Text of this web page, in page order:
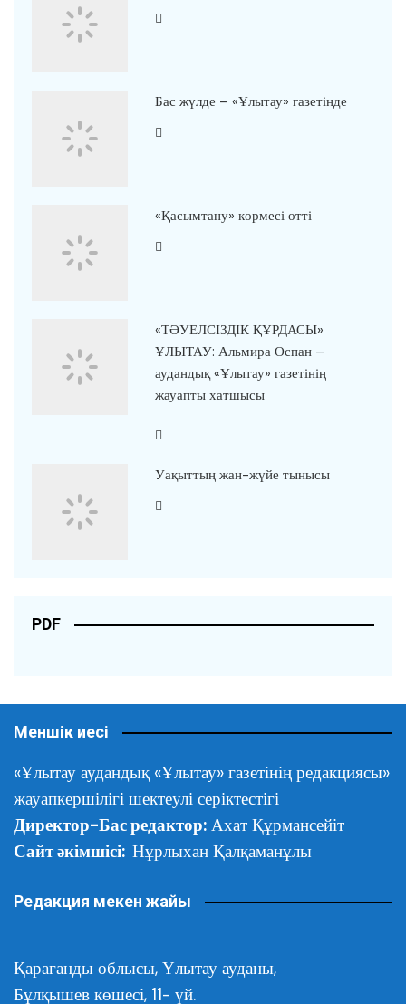
Бас жүлде – «Ұлытау» газетінде
«Қасымтану» көрмесі өтті
«ТӘУЕЛСІЗДІК ҚҰРДАСЫ»
ҰЛЫТАУ: Альмира Оспан –
аудандық «Ұлытау» газетінің
жауапты хатшысы
Уақыттың жан-жүйе тынысы
PDF
Меншік иесі
«Ұлытау аудандық «Ұлытау» газетінің редакциясы»
жауапкершілігі шектеулі серіктестігі
Директор-Бас редактор: Ахат Құрмансейіт
Сайт әкімшісі: Нұрлыхан Қалқаманұлы
Редакция мекен жайы
Қарағанды облысы, Ұлытау ауданы,
Бұлқышев көшесі, 11- үй.